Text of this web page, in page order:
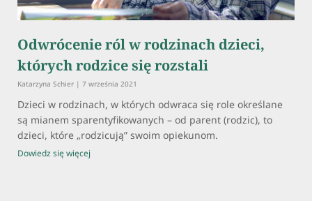
Odwrócenie ról w rodzinach dzieci,
których rodzice się rozstali
Katarzyna Schier 7 września 2021
Dzieci w rodzinach, w których odwraca się role określane
są mianem sparentyfikowanych – od parent (rodzic), to
dzieci, które „rodzicują” swoim opiekunom.
Dowiedz się więcej